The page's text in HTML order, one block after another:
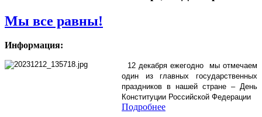
Мы все равны!
Информация:
12 декабря ежегодно мы отмечаем
один из главных государственных
праздников в нашей стране – День
Конституции Российской Федерации
Подробнее